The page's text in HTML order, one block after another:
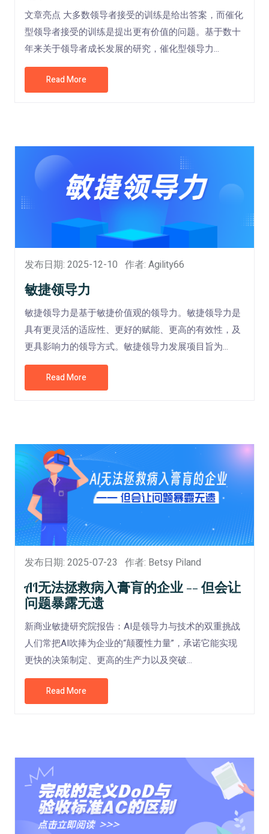
文章亮点 大多数领导者接受的训练是给出答案，而催化
型领导者接受的训练是提出更有价值的问题。基于数十
年来关于领导者成长发展的研究，催化型领导力...
Read More
发布日期: 2025-12-10 作者: Agility66
敏捷领导力
敏捷领导力是基于敏捷价值观的领导力。敏捷领导力是
具有更灵活的适应性、更好的赋能、更高的有效性，及
更具影响力的领导方式。敏捷领导力发展项目旨为...
Read More
发布日期: 2025-07-23 作者: Betsy Piland
AI无法拯救病入膏肓的企业 —— 但会让
问题暴露无遗
新商业敏捷研究院报告：AI是领导力与技术的双重挑战
人们常把AI吹捧为企业的“颠覆性力量”，承诺它能实现
更快的决策制定、更高的生产力以及突破...
Read More